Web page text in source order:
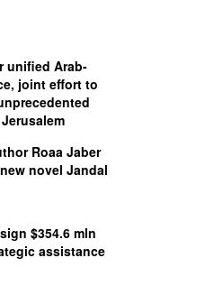
unified Arab-
joint effort to
Roaa Jaber
novel Jandal
$354.6 mln
assistance